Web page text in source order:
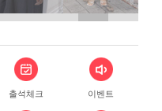
출석체크 이벤트
BUY NOW